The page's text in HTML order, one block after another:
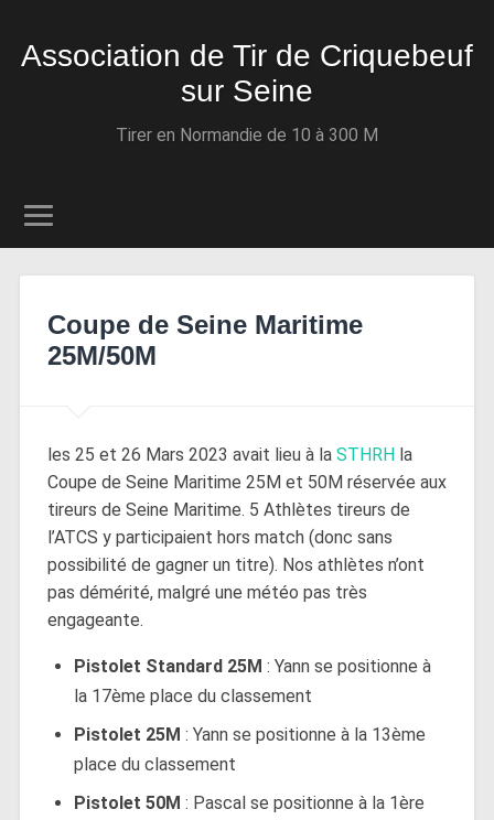
Association de Tir de Criquebeuf
sur Seine
Tirer en Normandie de 10 à 300 M
Coupe de Seine Maritime
25M/50M
les 25 et 26 Mars 2023 avait lieu à la STHRH la
Coupe de Seine Maritime 25M et 50M réservée aux
tireurs de Seine Maritime. 5 Athlètes tireurs de
l’ATCS y participaient hors match (donc sans
possibilité de gagner un titre). Nos athlètes n’ont
pas démérité, malgré une météo pas très
engageante.
Pistolet Standard 25M : Yann se positionne à
la 17ème place du classement
Pistolet 25M : Yann se positionne à la 13ème
place du classement
Pistolet 50M : Pascal se positionne à la 1ère